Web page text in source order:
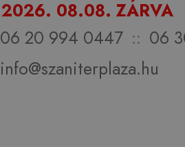
2026. 08.08. ZÁRVA
06 20 994 0447 :: 06
info@szaniterplaza.hu